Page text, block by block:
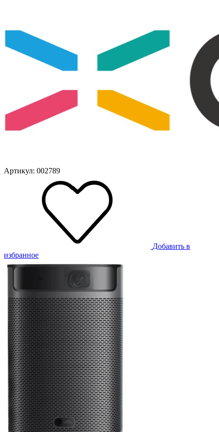
Артикул: 002789
Добавить в
избранное